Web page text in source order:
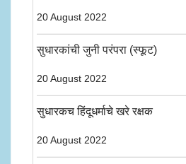
20 August 2022
सुधारकांची जुनी परंपरा (स्फूट)
20 August 2022
सुधारकच हिंदूधर्माचे खरे रक्षक
20 August 2022